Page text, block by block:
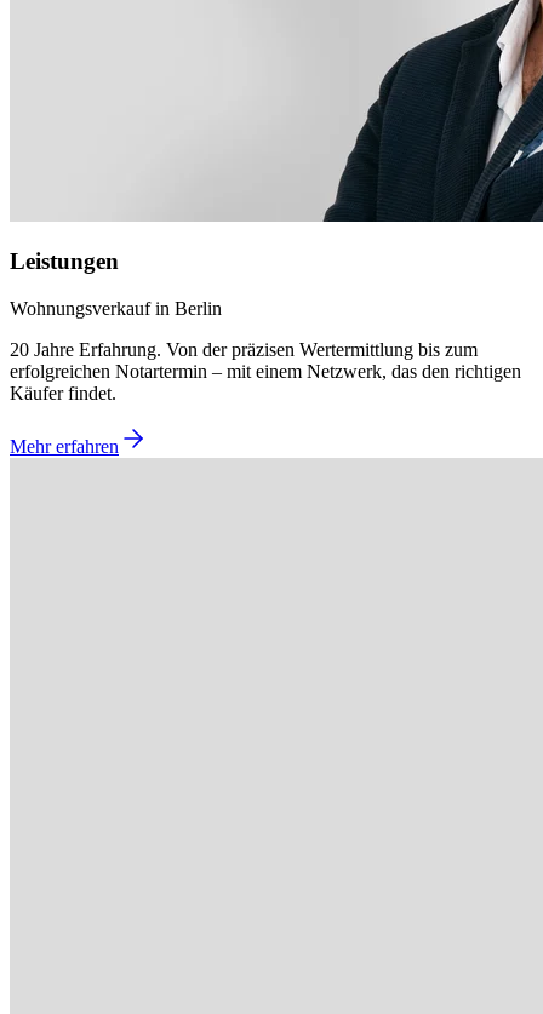
Leistungen
Wohnungsverkauf in Berlin
20 Jahre Erfahrung. Von der präzisen Wertermittlung bis zum
erfolgreichen Notartermin – mit einem Netzwerk, das den richtigen
Käufer findet.
Mehr erfahren